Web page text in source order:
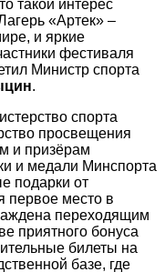
такой интерес
«Артек» –
и яркие
фестиваля
Министр спорта
.
спорта
просвещения
и призёрам
и медали Минспорта
подарки от
первое место в
переходящим
приятного бонуса
билеты на
базе, где